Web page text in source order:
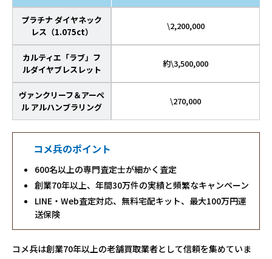
プラチナ ダイヤネック
レス（1.075ct）
\2,200,000
カルティエ「ラブ」フ
ルダイヤブレスレット
約\3,500,000
ヴァンクリーフ＆アーペ
ル アルハンブラリング
\270,000
コメ兵のポイント
600名以上の専門査定士が細かく査定
創業70年以上、年間30万件の実績と頻繁なキャンペーン
LINE・Web査定対応、無料宅配キット、最大100万円運
送保険
コメ兵は創業70年以上の老舗買取業者として信頼を集めていま